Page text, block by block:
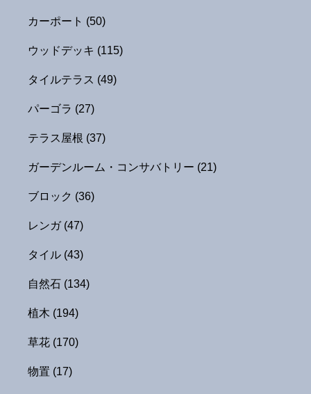
カーポート (50)
ウッドデッキ (115)
タイルテラス (49)
パーゴラ (27)
テラス屋根 (37)
ガーデンルーム・コンサバトリー (21)
ブロック (36)
レンガ (47)
タイル (43)
自然石 (134)
植木 (194)
草花 (170)
物置 (17)